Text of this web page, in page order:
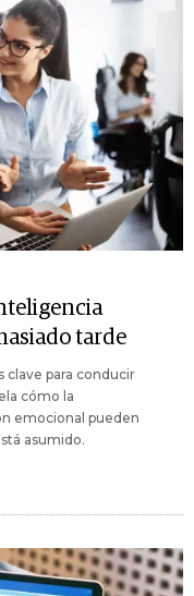
tarde
clave para conducir
cómo la
emocional pueden
asumido.